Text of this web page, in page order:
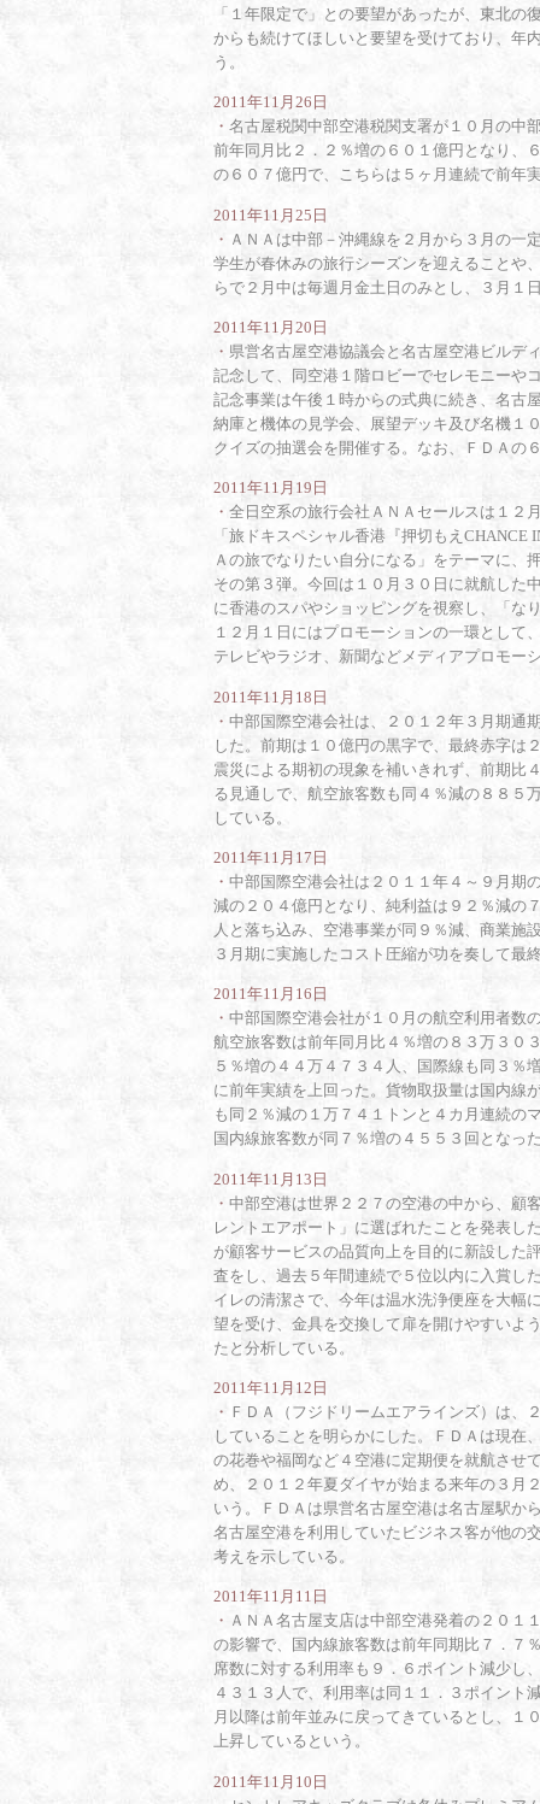
「１年限定で」との要望があったが、東北
からも続けてほしいと要望を受けており、年
う。
2011年11月26日
・ 名古屋税関中部空港税関支署が１０月の中
前年同月比２．２％増の６０１億円となり、
の６０７億円で、こちらは５ヶ月連続で前年
2011年11月25日
・ ＡＮＡは中部－沖縄線を２月から３月の一
学生が春休みの旅行シーズンを迎えることや
らで２月中は毎週月金土日のみとし、３月１
2011年11月20日
・ 県営名古屋空港協議会と名古屋空港ビルデ
記念して、同空港１階ロビーでセレモニーや
記念事業は午後１時からの式典に続き、名古
納庫と機体の見学会、展望デッキ及び名機１
クイズの抽選会を開催する。なお、ＦＤＡの
2011年11月19日
・ 全日空系の旅行会社ＡＮＡセールスは１２
「旅ドキスペシャル香港『押切もえ CHANCE
Ａの旅でなりたい自分になる 」 をテーマに、
その第３弾。今回は１０月３０日に就航した
に香港のスパやショッピングを視察し、「な
１２月１日にはプロモーションの一環として
テレビやラジオ、新聞などメディアプロモー
2011年11月18日
・ 中部国際空港会社は、２０１２年３月期通
した。前期は１０億円の黒字で、最終赤字は
震災による期初の現象を補いきれず、前期比
る見通しで、航空旅客数も同４％減の８８５
している。
2011年11月17日
・ 中部国際空港会社は２０１１年４～９月期
減の２０４億円となり、純利益は９２％減の
人と落ち込み、空港事業が同９％減、商業施
３月期に実施したコスト圧縮が功を奏して最
2011年11月16日
・ 中部国際空港会社が１０月の航空利用者数
航空旅客数は前年同月比４％増の８３万３０
５％増の４４万４７３４人、国際線も同３％
に前年実績を上回った。貨物取扱量は国内線
も同２％減の１万７４１トンと４カ月連続の
国内線旅客数が同７％増の４５５３回となっ
2011年11月13日
・ 中部空港は世界２２７の空港の中から、顧
レントエアポート」に選ばれたことを発表し
が顧客サービスの品質向上を目的に新設した
査をし、過去５年間連続で５位以内に入賞し
イレの清潔さで、今年は温水洗浄便座を大幅
望を受け、金具を交換して扉を開けやすいよ
たと分析している。
2011年11月12日
・ ＦＤＡ（フジドリームエアラインズ）は、
していることを明らかにした。ＦＤＡは現在
の花巻や福岡など４空港に定期便を就航させ
め、２０１２年夏ダイヤが始まる来年の３月
いう。ＦＤＡは県営名古屋空港は名古屋駅か
名古屋空港を利用していたビジネス客が他の
考えを示している。
2011年11月11日
・ ＡＮＡ名古屋支店は中部空港発着の２０１
の影響で、国内線旅客数は前年同期比７．７
席数に対する利用率も９．６ポイント減少し
４３１３人で、利用率は同１１．３ポイント
月以降は前年並みに戻ってきているとし、１
上昇しているという。
2011年11月10日